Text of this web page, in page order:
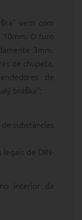
vem com
O furo
3mm.
de chupeta,
de
bráška":
substâncias
legais de DIN-
interior da